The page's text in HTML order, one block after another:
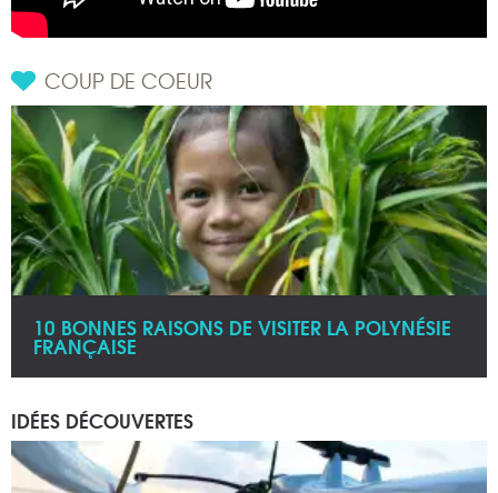
COUP DE COEUR
10 BONNES RAISONS DE VISITER LA POLYNÉSIE
FRANÇAISE
IDÉES DÉCOUVERTES